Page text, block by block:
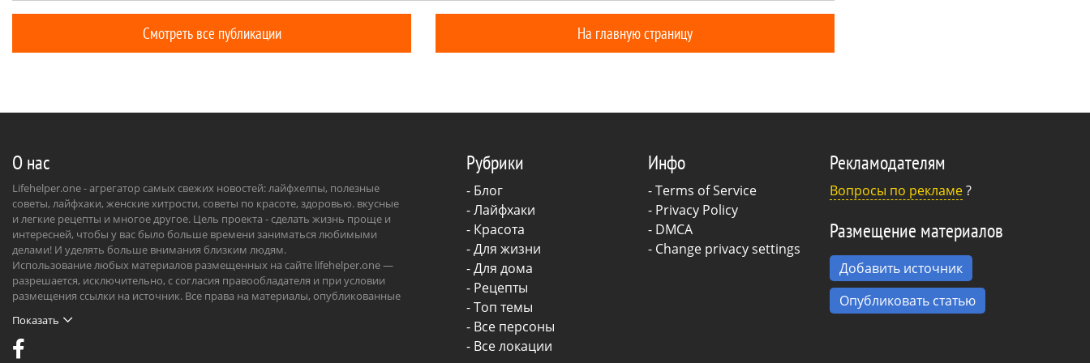
окажутся к лицу тем, кто хочет выглядеть
Под воздействием ультрафиолета они
превращать летнюю прогулку в
настоящее испытание. Статья содержит
изображения, созданные с помощью
Смотреть все публикации На главную страницу
О нас
Lifehelper.one - агрегатор самых свежих новостей: лайфхелпы, полезные
советы, лайфхаки, женские хитрости, советы по красоте, здоровью. вкусные
и легкие рецепты и многое другое. Цель проекта - сделать жизнь проще и
интересней, чтобы у вас было больше времени заниматься любимыми
делами! И уделять больше внимания близким людям.
Использование любых материалов размещенных на сайте lifehelper.one —
разрешается, исключительно, с согласия правообладателя и при условии
размещения ссылки на источник. Все права на материалы, опубликованные
Показать
Рубрики
- Блог
-Лайфхаки
- Красота
-Для жизни
-Для дома
- Рецепты
- Топ темы
- Все персоны
- Все локации
Инфо
-Terms of Service
- Privacy Policy
- DMCA
- Change privacy settings
Рекламодателям
Вопросы по рекламе?
Размещение материалов
Добавить источник
Опубликовать статью